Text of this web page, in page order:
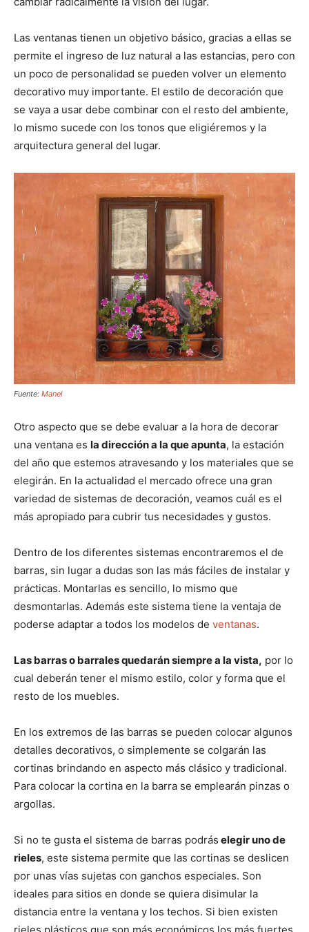
Las ventanas tienen un objetivo básico, gracias a ellas se
permite el ingreso de luz natural a las estancias, pero con
un poco de personalidad se pueden volver un elemento
decorativo muy importante. El estilo de decoración que
se vaya a usar debe combinar con el resto del ambiente,
lo mismo sucede con los tonos que eligiéremos y la
arquitectura general del lugar.
Fuente: Manel
Otro aspecto que se debe evaluar a la hora de decorar
una ventana es la dirección a la que apunta, la estación
del año que estemos atravesando y los materiales que se
elegirán. En la actualidad el mercado ofrece una gran
variedad de sistemas de decoración, veamos cuál es el
más apropiado para cubrir tus necesidades y gustos.
Dentro de los diferentes sistemas encontraremos el de
barras, sin lugar a dudas son las más fáciles de instalar y
prácticas. Montarlas es sencillo, lo mismo que
desmontarlas. Además este sistema tiene la ventaja de
poderse adaptar a todos los modelos de ventanas.
Las barras o barrales quedarán siempre a la vista, por lo
cual deberán tener el mismo estilo, color y forma que el
resto de los muebles.
En los extremos de las barras se pueden colocar algunos
detalles decorativos, o simplemente se colgarán las
cortinas brindando en aspecto más clásico y tradicional.
Para colocar la cortina en la barra se emplearán pinzas o
argollas.
Si no te gusta el sistema de barras podrás elegir uno de
rieles, este sistema permite que las cortinas se deslicen
por unas vías sujetas con ganchos especiales. Son
ideales para sitios en donde se quiera disimular la
distancia entre la ventana y los techos. Si bien existen